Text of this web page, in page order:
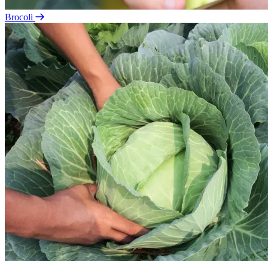
Brocoli